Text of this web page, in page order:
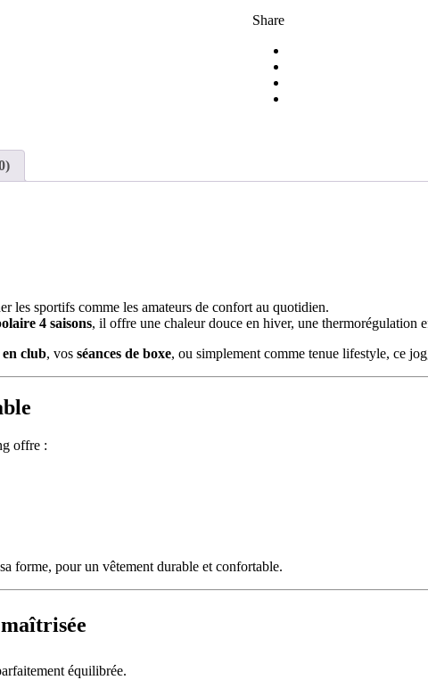
performance
Share
les sportifs comme les amateurs de confort au quotidien.
4 saisons, il offre une chaleur douce en hiver, une thermorégulation
en club, vos séances de boxe, ou simplement comme tenue lifestyle, ce
offre :
forme, pour un vêtement durable et confortable.
équilibrée.